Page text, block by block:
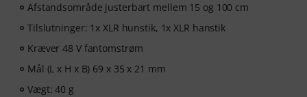
Afstandsområde justerbart mellem 15 og 100 cm
Tilslutninger: 1x XLR hunstik, 1x XLR hanstik
Kræver 48 V fantomstrøm
Mål (L x H x B) 69 x 35 x 21 mm
Vægt: 40 g